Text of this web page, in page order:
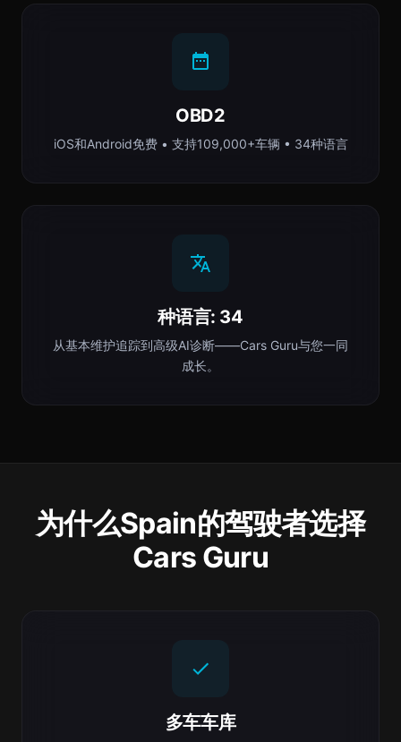
OBD2
iOS和Android免费 • 支持109,000+车辆 • 34种语言
种语言: 34
从基本维护追踪到高级AI诊断——Cars Guru与您一同
成长。
为什么Spain的驾驶者选择
Cars Guru
多车车库